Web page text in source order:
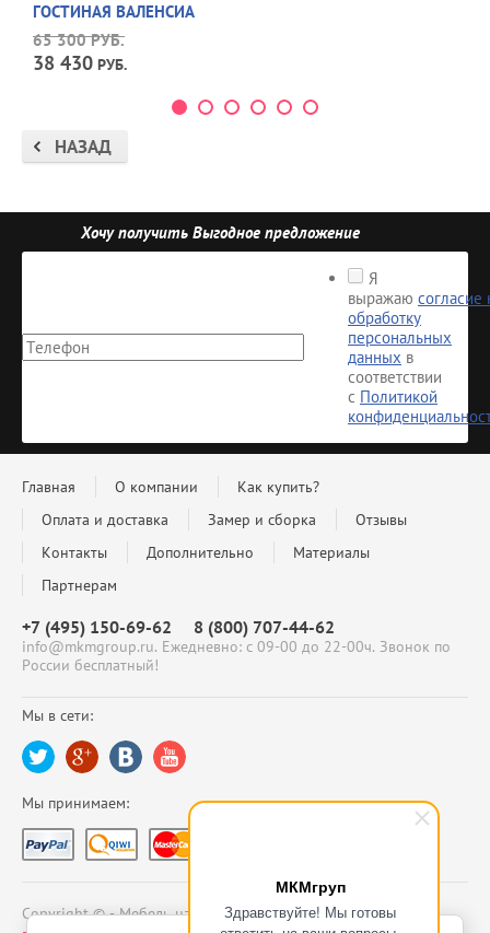
МКМгруп
Здравствуйте! Мы готовы
ГОСТИНАЯ ВАЛЕНСИА
65 300РУБ.
38 430 РУБ.
НАЗАД
Хочу получить Выгодное предложение
Я
выражаю согласие
обработку
персональных
данных в
соответствии
с Политикой
Главная О компании
Как купить?
Оплата и доставка
Замер и сборка
Отзывы
Контакты
Дополнительно
Материалы
Партнерам
+7 (495) 150-69-62 8 (800) 707-44-62
info@mkmgroup.ru. Ежедневно: с 09-00 до 22-00ч. Звонок по
России бесплатный!
Мы в сети:
Мы принимаем:
Copyright © - Мебель на заказ - МКМгруп 2009- 2026